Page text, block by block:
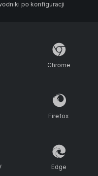
po konfiguracji
Chrome
Firefox
Edge